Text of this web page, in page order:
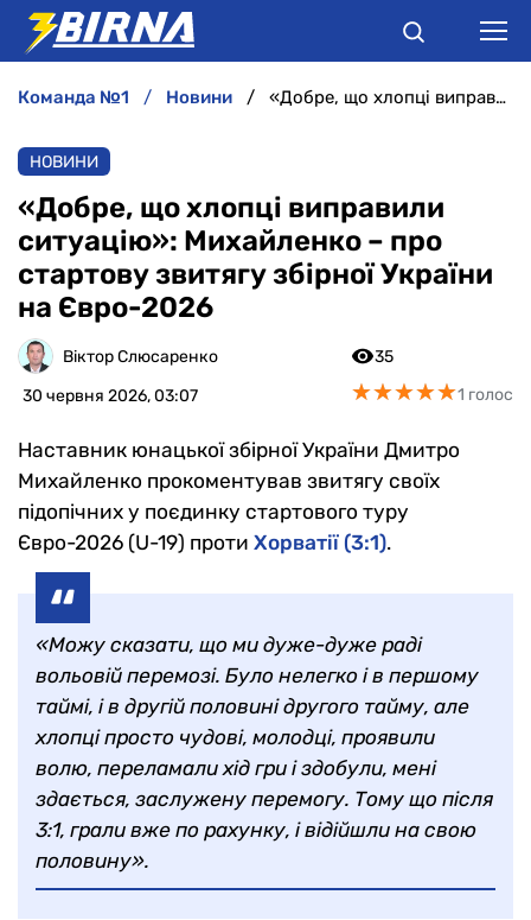
АНАЛІТИКА
ІНТЕРВ'Ю
РІЗНЕ
БУКМЕКЕРИ
команда №1 новини «Добре, що хлопці виправили ситуацію»: Михайленко – про стартову звитягу збірної України на Євро-2026
НОВИНИ
«Добре, що хлопці виправили
ситуацію»: Михайленко – про
стартову звитягу збірної України
на Євро-2026
Віктор Слюсаренко
30 червня 2026, 03:07
35
★★★★★
★★★★★1 голос
Наставник юнацької збірної України Дмитро
Михайленко прокоментував звитягу своїх
підопічних у поєдинку стартового туру
Євро-2026 (U-19) проти Хорватії (3:1).
«Можу сказати, що ми дуже-дуже раді
вольовій перемозі. Було нелегко і в першому
таймі, і в другій половині другого тайму, але
хлопці просто чудові, молодці, проявили
волю, переламали хід гри і здобули, мені
здається, заслужену перемогу. Тому що після
3:1, грали вже по рахунку, і відійшли на свою
половину».